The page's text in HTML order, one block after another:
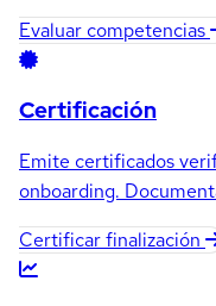
Evaluar competencias
Certificación
Emite certificados
onboarding.
Certificar finalización